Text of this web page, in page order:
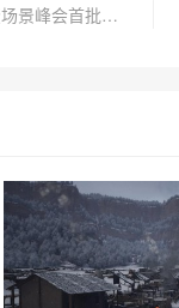
上一篇：嘉宾公布｜2026数字娱乐消费场景峰会首批阵容亮相！